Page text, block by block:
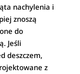
nachylenia i
znoszą
do
Jeśli
deszczem,
z